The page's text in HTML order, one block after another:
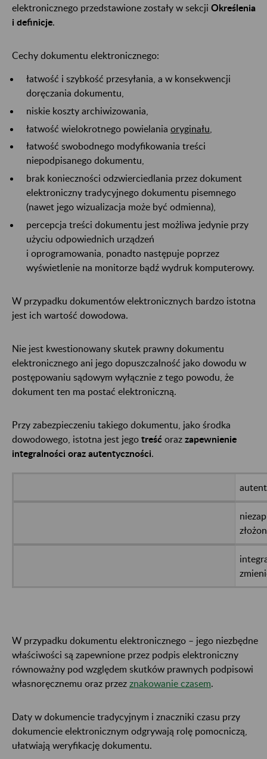
elektronicznego przedstawione zostały w sekcji Określenia
i definicje.
Cechy dokumentu elektronicznego:
łatwość i szybkość przesyłania, a w konsekwencji
doręczania dokumentu,
niskie koszty archiwizowania,
łatwość wielokrotnego powielania oryginału
łatwość swobodnego modyfikowania treści
niepodpisanego dokumentu,
brak konieczności odzwierciedlania przez dokument
elektroniczny tradycyjnego dokumentu pisemnego
(nawet jego wizualizacja może być odmienna),
percepcja treści dokumentu jest możliwa jedynie przy
użyciu odpowiednich urządzeń
i oprogramowania, ponadto następuje poprzez
wyświetlenie na monitorze bądź wydruk komputerowy.
W przypadku dokumentów elektronicznych bardzo istotna
jest ich wartość dowodowa.
Nie jest kwestionowany skutek prawny dokumentu
elektronicznego ani jego dopuszczalność jako dowodu w
postępowaniu sądowym wyłącznie z tego powodu, że
dokument ten ma postać elektroniczną.
Przy zabezpieczeniu takiego dokumentu, jako środka
dowodowego, istotna jest jego treść oraz zapewnienie
integralności oraz autentyczności.
W przypadku dokumentu elektronicznego – jego niezbędne
właściwości są zapewnione przez podpis elektroniczny
równoważny pod względem skutków prawnych podpisowi
własnoręcznemu oraz przez znakowanie czasem.
Daty w dokumencie tradycyjnym i znaczniki czasu przy
dokumencie elektronicznym odgrywają rolę pomocniczą,
ułatwiają weryfikację dokumentu.